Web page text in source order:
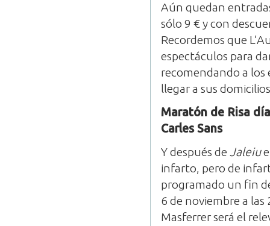
Aún quedan
sólo 9 € y con
Recordemos que
espectáculos para
recomendando a los
llegar a sus
Maratón de Risa
Carles Sans
Y después de Jaleiu
infarto, pero de
programado un fin
6 de noviembre a
Masferrer será el